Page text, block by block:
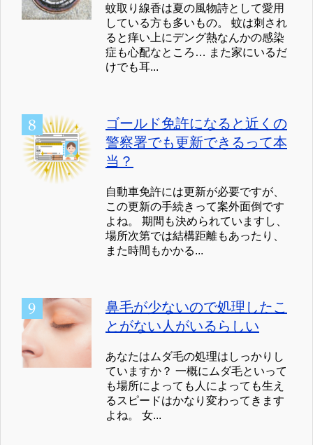
蚊取り線香は夏の風物詩として愛用
している方も多いもの。 蚊は刺され
ると痒い上にデング熱なんかの感染
症も心配なところ… また家にいるだ
けでも耳...
ゴールド免許になると近くの
警察署でも更新できるって本
当？
自動車免許には更新が必要ですが、
この更新の手続きって案外面倒です
よね。 期間も決められていますし、
場所次第では結構距離もあったり、
また時間もかかる...
鼻毛が少ないので処理したこ
とがない人がいるらしい
あなたはムダ毛の処理はしっかりし
ていますか？ 一概にムダ毛といって
も場所によっても人によっても生え
るスピードはかなり変わってきます
よね。 女...